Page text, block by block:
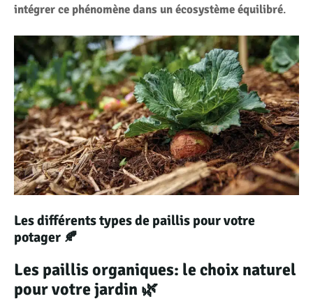
intégrer ce phénomène dans un écosystème équilibré.
Les différents types de paillis pour votre
potager 🍂
Les paillis organiques: le choix naturel
pour votre jardin 🌿